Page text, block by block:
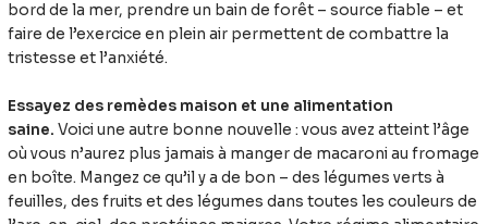
bord de la mer, prendre un bain de forêt – source fiable – et
faire de l’exercice en plein air permettent de combattre la
tristesse et l’anxiété.
Essayez des remèdes maison et une alimentation
saine. Voici une autre bonne nouvelle : vous avez atteint l’âge
où vous n’aurez plus jamais à manger de macaroni au fromage
en boîte. Mangez ce qu’il y a de bon – des légumes verts à
feuilles, des fruits et des légumes dans toutes les couleurs de